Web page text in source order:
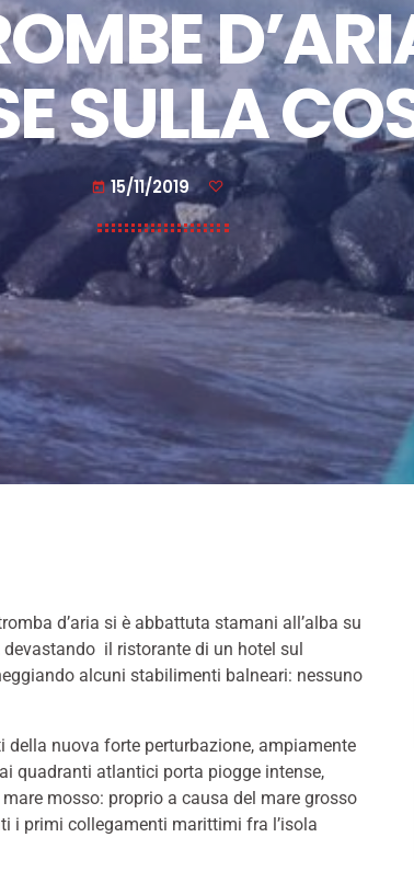
SULLA
today 15/11/2019
d’aria si è abbattuta stamani all’alba su
devastando il ristorante di un hotel sul
alcuni stabilimenti balneari: nessuno
della nuova forte perturbazione, ampiamente
quadranti atlantici porta piogge intense,
mosso: proprio a causa del mare grosso
i primi collegamenti marittimi fra l’isola